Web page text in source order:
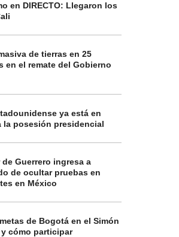
en DIRECTO: Llegaron los
de tierras en 25
en el remate del Gobierno
ya está en
la posesión presidencial
Guerrero ingresa a
de ocultar pruebas en
en México
de Bogotá en el Simón
cómo participar